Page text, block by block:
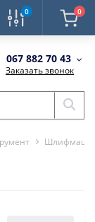
0 0
067 882 70 43
Заказать звонок